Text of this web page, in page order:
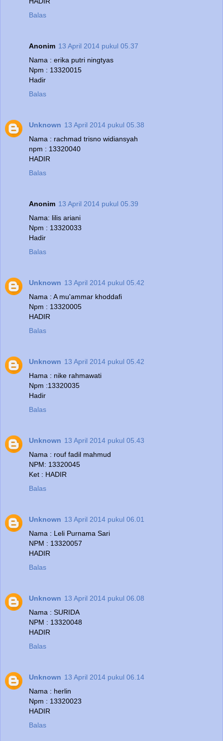
Balas
Anonim 13 April 2014 pukul 05.37
Nama : erika putri ningtyas
Npm : 13320015
Hadir
Balas
Unknown 13 April 2014 pukul 05.38
Nama : rachmad trisno widiansyah
npm : 13320040
HADIR
Balas
Anonim 13 April 2014 pukul 05.39
Nama: lilis ariani
Npm : 13320033
Hadir
Balas
Unknown 13 April 2014 pukul 05.42
Nama : A mu'ammar khoddafi
Npm : 13320005
HADIR
Balas
Unknown 13 April 2014 pukul 05.42
Hama : nike rahmawati
Npm :13320035
Hadir
Balas
Unknown 13 April 2014 pukul 05.43
Nama : rouf fadil mahmud
NPM: 13320045
Ket : HADIR
Balas
Unknown 13 April 2014 pukul 06.01
Nama : Leli Purnama Sari
NPM : 13320057
HADIR
Balas
Unknown 13 April 2014 pukul 06.08
Nama : SURIDA
NPM : 13320048
HADIR
Balas
Unknown 13 April 2014 pukul 06.14
Nama : herlin
Npm : 13320023
HADIR
Balas